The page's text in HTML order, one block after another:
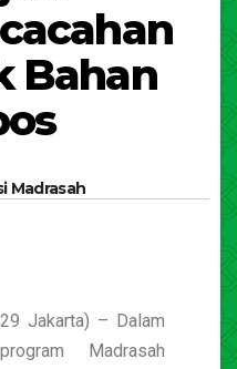
Bahan
Madrasah
Jakarta) – Dalam
Madrasah